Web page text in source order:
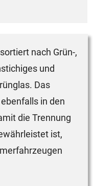
nach Grün-,
und
Das
in den
die Trennung
ist,